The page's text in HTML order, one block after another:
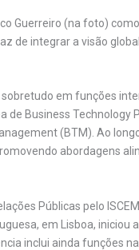
Guerreiro (na foto)
de integrar a visão
em funções
de Business
(BTM). Ao
abordagens
Públicas pelo
em Lisboa, iniciou
inclui ainda funções